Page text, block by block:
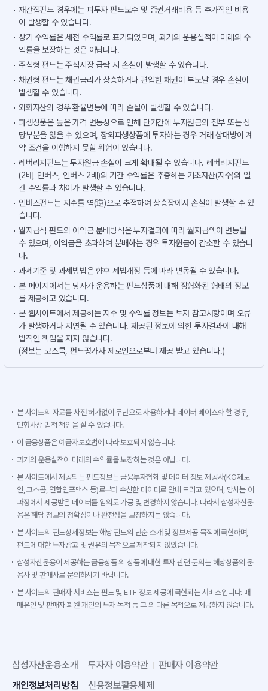
재간접펀드 경우에는 피투자 펀드보수 및 증권거래비용 등 추가적인 비용
이 발생할 수 있습니다.
상기 수익률은 세전 수익률로 표기되었으며, 과거의 운용실적이 미래의 수
익률을 보장하는 것은 아닙니다.
주식형 펀드는 주식시장 급락 시 손실이 발생할 수 있습니다.
채권형 펀드는 채권금리가 상승하거나 편입한 채권이 부도날 경우 손실이
발생할 수 있습니다.
외화자산의 경우 환율변동에 따라 손실이 발생할 수 있습니다.
파생상품은 높은 가격 변동성으로 인해 단기간에 투자원금의 전부 또는 상
당부분을 잃을 수 있으며, 장외파생상품에 투자하는 경우 거래 상대방이 계
약 조건을 이행하지 못할 위험이 있습니다.
레버리지펀드는 투자원금 손실이 크게 확대될 수 있습니다. 레버리지펀드
(2배, 인버스, 인버스 2배)의 기간 수익률은 추종하는 기초자산(지수)의 일
간 수익률과 차이가 발생할 수 있습니다.
인버스펀드는 지수를 역(逆)으로 추적하여 상승장에서 손실이 발생할 수 있
습니다.
월지급식 펀드의 이익금 분배방식은 투자결과에 따라 월지급액이 변동될
수 있으며, 이익금을 초과하여 분배하는 경우 투자원금이 감소할 수 있습니
다.
과세기준 및 과세방법은 향후 세법개정 등에 따라 변동될 수 있습니다.
본 페이지에서는 당사가 운용하는 펀드상품에 대해 정형화된 형태의 정보
를 제공하고 있습니다.
본 웹사이트에서 제공하는 지수 및 수익률 정보는 투자 참고사항이며 오류
가 발생하거나 지연될 수 있습니다. 제공된 정보에 의한 투자결과에 대해
법적인 책임을 지지 않습니다.
(정보는 코스콤, 펀드평가사 제로인으로부터 제공 받고 있습니다.)
본 사이트의 자료를 사전 허가없이 무단으로 사용하거나 데이터 베이스화 할 경우,
민형사상 법적 책임을 질 수 있습니다.
이 금융상품은 예금자보호법에 따라 보호되지 않습니다.
과거의 운용실적이 미래의 수익률을 보장하는 것은 아닙니다.
본 사이트에서 제공되는 펀드정보는 금융투자협회 및 데이터 정보 제공사(KG제로
인, 코스콤, 연합인포맥스 등)로부터 수신한 데이터로 안내 드리고 있으며, 당사는 이
과정에서 제공받은 데이터를 임의로 가공 및 변경하지 않습니다. 따라서 삼성자산운
용은 해당 정보의 정확성이나 완전성을 보장하지는 않습니다.
본 사이트의 펀드상세정보는 해당 펀드의 단순 소개 및 정보제공 목적에 국한하며,
펀드에 대한 투자광고 및 권유의 목적으로 제작되지 않았습니다.
삼성자산운용이 제공하는 금융상품 외 상품에 대한 투자 관련 문의는 해당상품의 운
용사 및 판매사로 문의하시기 바랍니다.
본 사이트의 판매자 서비스는 펀드 및 ETF 정보 제공에 국한되는 서비스입니다. 매
매유인 및 판매자 회원 개인의 투자 목적 등 그 외 다른 목적으로 제공하지 않습니다.
삼성자산운용소개 투자자 이용약관
판매자 이용약관
개인정보처리방침
신용정보활용체제